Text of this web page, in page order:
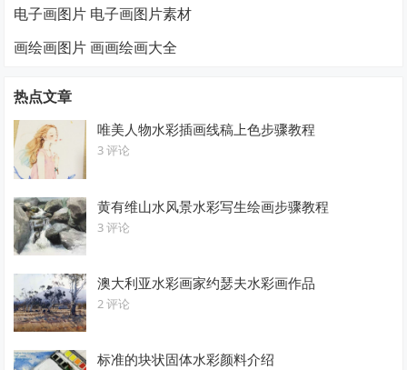
电子画图片 电子画图片素材
画绘画图片 画画绘画大全
热点文章
唯美人物水彩插画线稿上色步骤教程
3 评论
黄有维山水风景水彩写生绘画步骤教程
3 评论
澳大利亚水彩画家约瑟夫水彩画作品
2 评论
标准的块状固体水彩颜料介绍